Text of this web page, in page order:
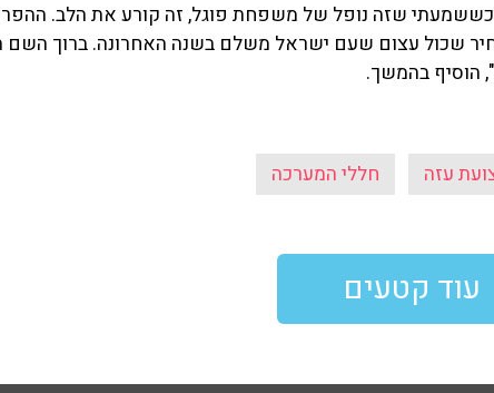
שזה נופל של משפחת פוגל, זה קורע את הלב. ההפרש
שכול עצום שעם ישראל משלם בשנה האחרונה. ברוך
הוסיף בהמשך.
עזה חללי המערכה
עוד קטעים